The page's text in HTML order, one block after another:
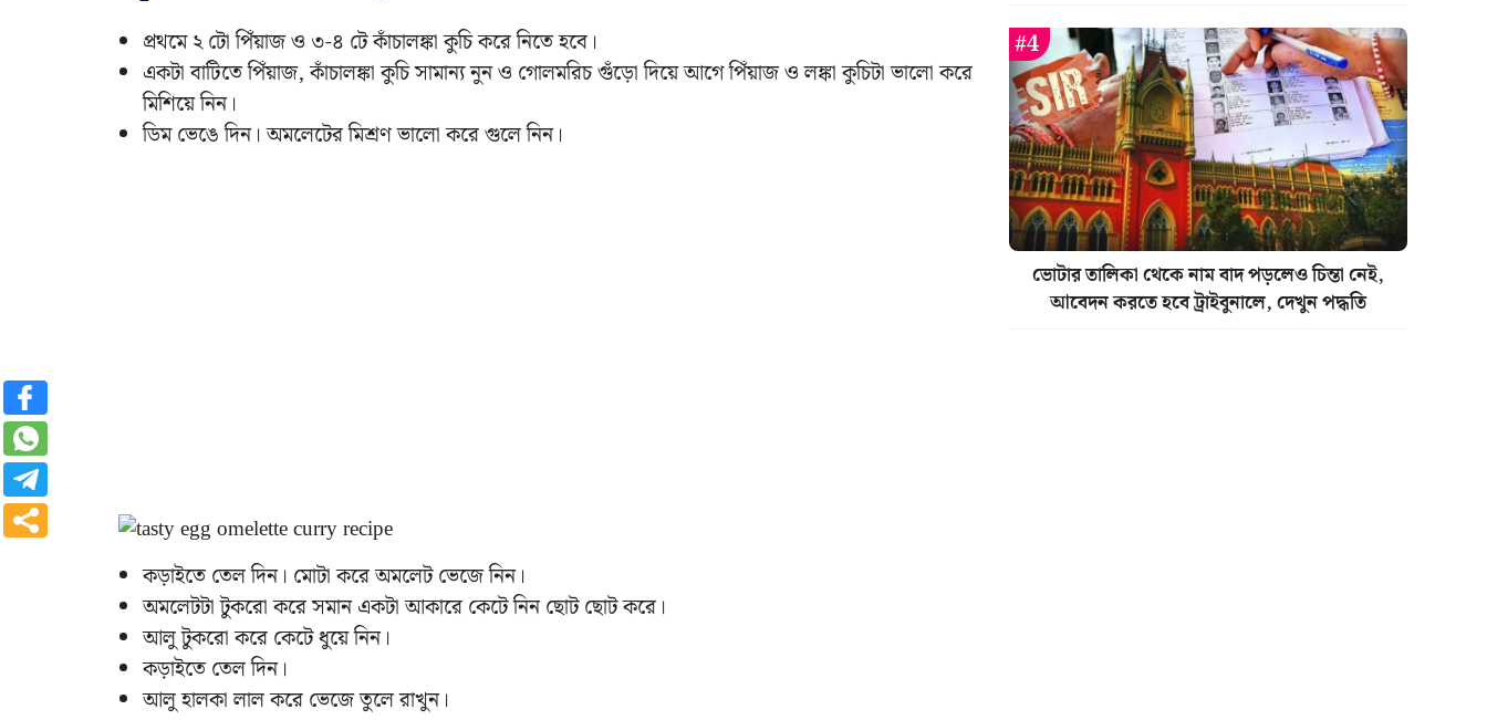
প্রথমে ২ টো পিঁয়াজ ও ৩-৪ টে কাঁচালঙ্কা কুচি করে নিতে হবে।
একটা বাটিতে পিঁয়াজ, কাঁচালঙ্কা কুচি সামান্য নুন ও গোলমরিচ গুঁড়ো দিয়ে আগে পিঁয়াজ ও লঙ্কা কুচিটা ভালো করে
মিশিয়ে নিন।
ডিম ভেঙে দিন। অমলেটের মিশ্রণ ভালো করে গুলে নিন।
কড়াইতে তেল দিন। মোটা করে অমলেট ভেজে নিন।
অমলেটটা টুকরো করে সমান একটা আকারে কেটে নিন ছোট ছোট করে।
আলু টুকরো করে কেটে ধুয়ে নিন।
কড়াইতে তেল দিন।
আলু হালকা লাল করে ভেজে তুলে রাখুন।
ভোটার তালিকা থেকে নাম বাদ পড়লেও চিন্তা নেই,
আবেদন করতে হবে ট্রাইবুনালে, দেখুন পদ্ধতি